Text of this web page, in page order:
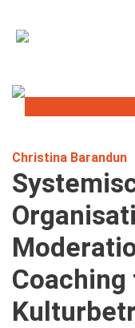
Christina Barandun
Coaching